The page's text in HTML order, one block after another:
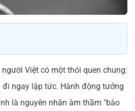
Việt có một thói quen chung:
đi ngay lập tức. Hành động tưởng
là nguyên nhân âm thầm "bào